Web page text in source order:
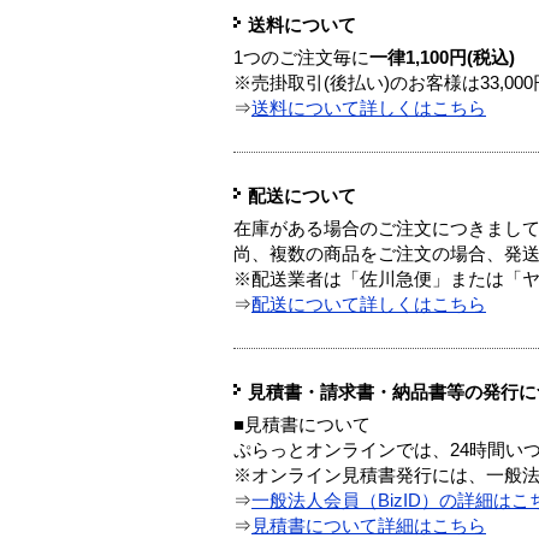
送料について
1つのご注文毎に一律1,100円(税込)
※売掛取引(後払い)のお客様は
⇒送料について詳しくはこちら
配送について
在庫がある場合のご注文につきまし
尚、複数の商品をご注文の場合、発
※配送業者は「佐川急便」または「
⇒配送について詳しくはこちら
見積書・請求書・納品書等の発行
■見積書について
ぷらっとオンラインでは、24時間い
※オンライン見積書発行には、一般
⇒一般法人会員（BizID）の詳細はこ
⇒ 見積書について詳細はこちら